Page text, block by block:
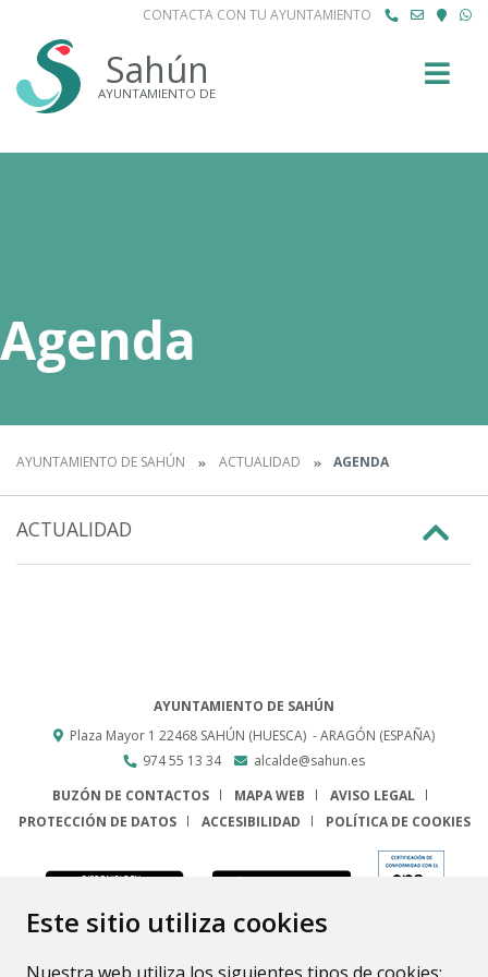
Este sitio utiliza cookies
CONTACTA CON TU AYUNTAMIENTO
Sahún
AYUNTAMIENTO DE
Agenda
AYUNTAMIENTO DE SAHÚN ACTUALIDAD AGENDA
ACTUALIDAD
AYUNTAMIENTO DE SAHÚN
Plaza Mayor 1 22468 SAHÚN (HUESCA) - ARAGÓN (ESPAÑA)
974 55 13 34
alcalde@sahun.es
BUZÓN DE CONTACTOS
MAPA WEB
AVISO LEGAL
PROTECCIÓN DE DATOS
ACCESIBILIDAD POLÍTICA DE COOKIES